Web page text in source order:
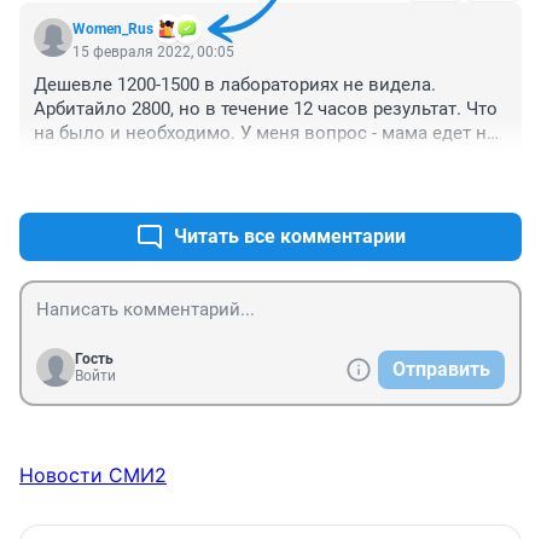
Women_Rus
15 февраля 2022, 00:05
Дешевле 1200-1500 в лабораториях не видела.
Арбитайло 2800, но в течение 12 часов результат. Что
на было и необходимо. У меня вопрос - мама едет на
мама идёт оплачивать за свой счёт в Арбитайло,
потому что сроки поджимают и выбора нет. Ей
должны оплатить? В страховую обращаться или куда?
Или у пенсионерки- инвалида 3000 лишние?
Читать все комментарии
Гость
Войти
Отправить
Новости СМИ2